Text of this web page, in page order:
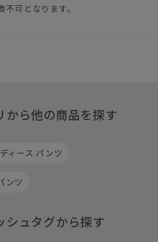
可となります。
から他の商品を探す
ィース パンツ
ンツ
シュタグから探す